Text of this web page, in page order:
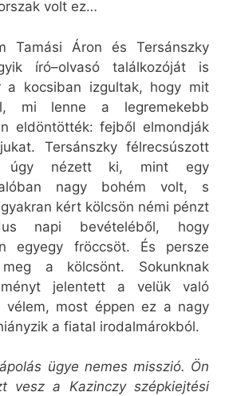
volt ez…
Tamási Áron és Tersánszky
író–olvasó találkozóját is
a kocsiban izgultak, hogy mit
mi lenne a legremekebb
eldöntötték: fejből elmondják
Tersánszky félrecsúszott
úgy nézett ki, mint egy
nagy bohém volt, s
kért kölcsön némi pénzt
napi bevételéből, hogy
egyegy fröccsöt. És persze
a kölcsönt. Sokunknak
jelentett a velük való
vélem, most éppen ez a nagy
a fiatal irodalmárokból.
ügye nemes misszió. Ön
vesz a Kazinczy szépkiejtési